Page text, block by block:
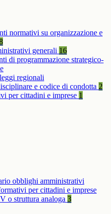
normativi su organizzazione e
generali 16
di programmazione strategico-
regionali
e codice di condotta 2
per cittadini e imprese 1
obblighi amministrativi
per cittadini e imprese
o struttura analoga 3